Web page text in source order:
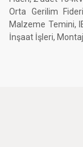
Orta Gerilim
Malzeme Temini,
İnşaat İşleri,